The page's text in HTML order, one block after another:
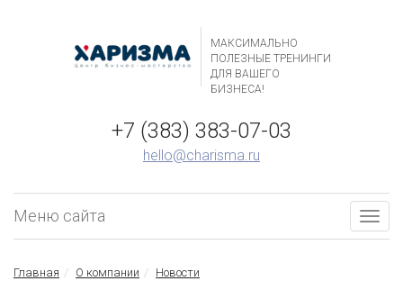
МАКСИМАЛЬНО
ПОЛЕЗНЫЕ ТРЕНИНГИ
ДЛЯ ВАШЕГО
БИЗНЕСА!
+7 (383) 383-07-03
hello@charisma.ru
Меню сайта
Главная О компании
Новости